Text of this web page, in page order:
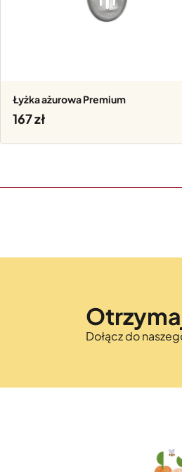
Łyżka ażurowa Premium
167
Dołącz do